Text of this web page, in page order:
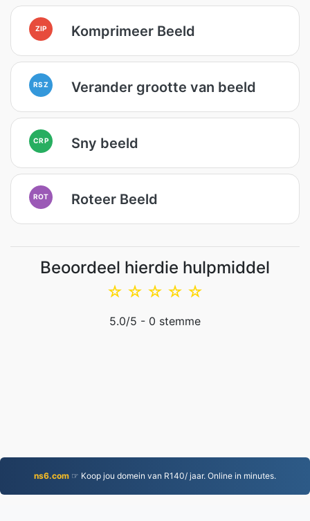
ZIP Komprimeer Beeld
RSZ Verander grootte van beeld
CRP Sny beeld
ROT Roteer Beeld
Beoordeel hierdie hulpmiddel
☆
☆
☆
☆
☆
5.0/5 - 0 stemme
ns6.com ☞ Koop jou domein van R140/ jaar. Online in minutes.